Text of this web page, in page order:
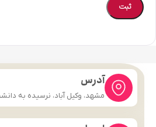
آدرس
مشهد، وکیل آباد، نرسیده به